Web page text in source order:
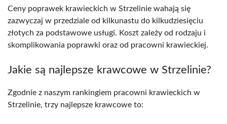
Ceny poprawek krawieckich w Strzelinie wahają się
zazwyczaj w przedziale od kilkunastu do kilkudziesięciu
złotych za podstawowe usługi. Koszt zależy od rodzaju i
skomplikowania poprawki oraz od pracowni krawieckiej.
Jakie są najlepsze krawcowe w Strzelinie?
Zgodnie z naszym rankingiem pracowni krawieckich w
Strzelinie, trzy najlepsze krawcowe to: